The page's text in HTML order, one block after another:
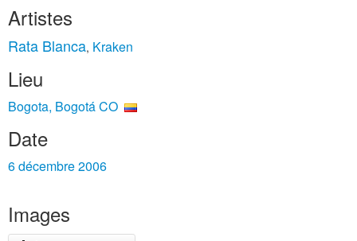
Artistes
Rata Blanca, Kraken
Lieu
Bogota, Bogotá CO
Date
6 décembre 2006
Images